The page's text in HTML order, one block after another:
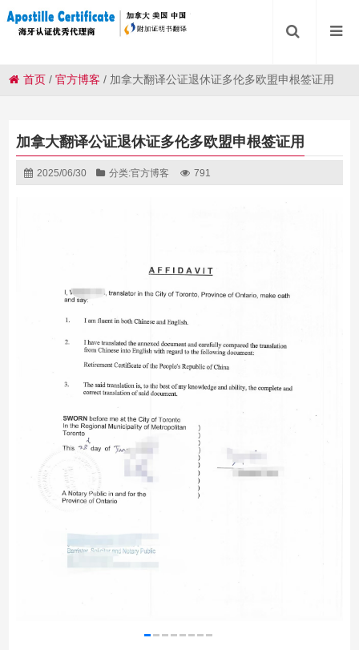
首页 /官方博客 / 加拿大翻译公证退休证多伦多欧盟申根签证用
加拿大翻译公证退休证多伦多欧盟申根签证用
2025/06/30 分类:官方博客 791